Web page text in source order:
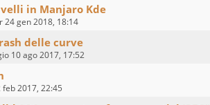
in Manjaro Kde
24 gen 2018, 18:14
delle curve
10 ago 2017, 17:52
feb 2017, 22:45